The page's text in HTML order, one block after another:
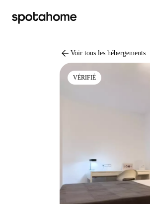
arrow_back Voir tous les hébergements
VÉRIFIÉ